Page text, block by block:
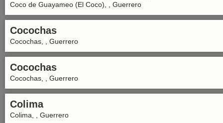
Coco de Guayameo (El Coco), , Guerrero
Cocochas
Cocochas, , Guerrero
Cocochas
Cocochas, , Guerrero
Colima
Colima, , Guerrero